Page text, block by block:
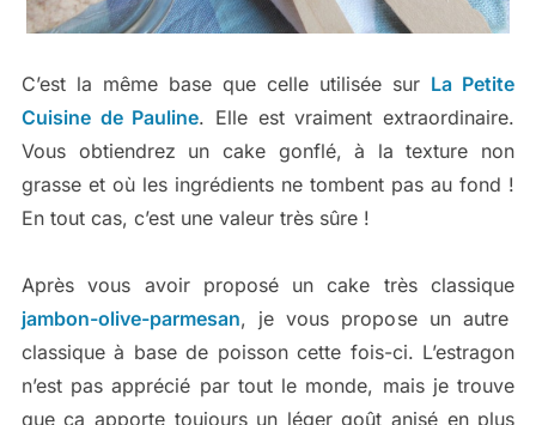
C’est la même base que celle utilisée sur La Petite
Cuisine de Pauline. Elle est vraiment extraordinaire.
Vous obtiendrez un cake gonflé, à la texture non
grasse et où les ingrédients ne tombent pas au fond !
En tout cas, c’est une valeur très sûre !
Après vous avoir proposé un cake très classique
jambon-olive-parmesan, je vous propose un autre
classique à base de poisson cette fois-ci. L’estragon
n’est pas apprécié par tout le monde, mais je trouve
que ça apporte toujours un léger goût anisé en plus